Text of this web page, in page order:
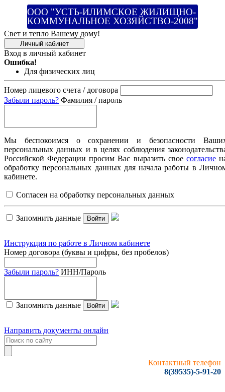
ООО "УСТЬ-ИЛИМСКОЕ ЖИЛИЩНО-
КОММУНАЛЬНОЕ ХОЗЯЙСТВО-2008"
Свет и тепло Вашему дому!
Личный кабинет
Вход в личный кабинет
Ошибка!
Для физических лиц
Номер лицевого счета / договора
Забыли пароль? Фамилия / пароль
Мы беспокоимся о сохранении и безопасности
персональных данных и в целях соблюдения
Российской Федерации просим Вас выразить свое согласие
обработку персональных данных для начала работы в
кабинете.
Согласен на обработку персональных данных
Запомнить данные Войти
Инструкция по работе в Личном кабинете
Номер договора (буквы и цифры, без пробелов)
Забыли пароль? ИНН/Пароль
Запомнить данные Войти
Направить документы онлайн
Контактный телефон
8(39535)-5-91-20